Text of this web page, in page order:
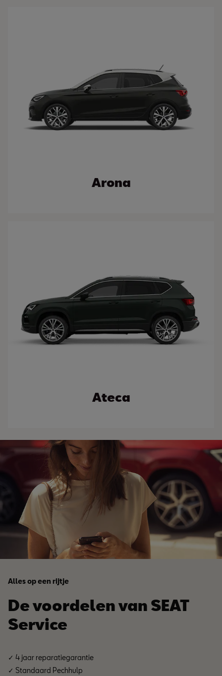
Arona
Ateca
Alles op een rijtje
De voordelen van SEAT
Service
✓ 4 jaar reparatiegarantie
✓ Standaard Pechhulp